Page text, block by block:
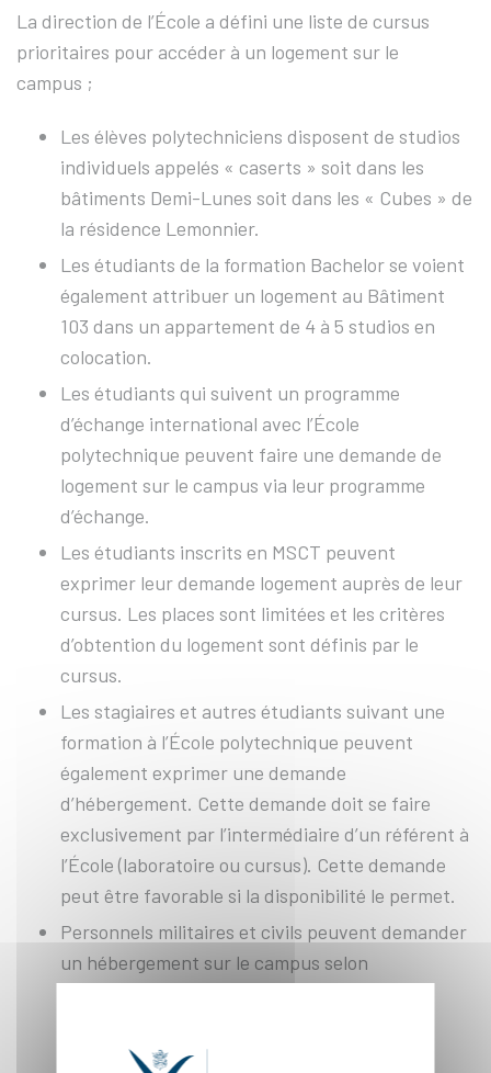
La direction de l’École a défini une liste de cursus
prioritaires pour accéder à un logement sur le
campus ;
Les élèves polytechniciens disposent de studios
individuels appelés « caserts » soit dans les
bâtiments Demi-Lunes soit dans les « Cubes » de
la résidence Lemonnier.
Les étudiants de la formation Bachelor se voient
également attribuer un logement au Bâtiment
103 dans un appartement de 4 à 5 studios en
colocation.
Les étudiants qui suivent un programme
d’échange international avec l’École
polytechnique peuvent faire une demande de
logement sur le campus via leur programme
d’échange.
Les étudiants inscrits en MSCT peuvent
exprimer leur demande logement auprès de leur
cursus. Les places sont limitées et les critères
d’obtention du logement sont définis par le
cursus.
Les stagiaires et autres étudiants suivant une
formation à l’École polytechnique peuvent
également exprimer une demande
d’hébergement. Cette demande doit se faire
exclusivement par l’intermédiaire d’un référent à
l’École (laboratoire ou cursus). Cette demande
peut être favorable si la disponibilité le permet.
Personnels militaires et civils peuvent demander
un hébergement sur le campus selon